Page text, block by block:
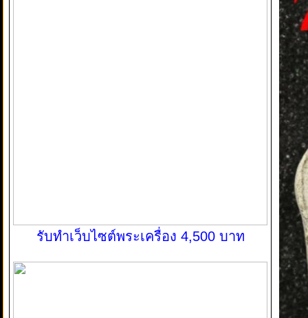
รับทำเว็บไซต์พระเครื่อง 4,500 บาท